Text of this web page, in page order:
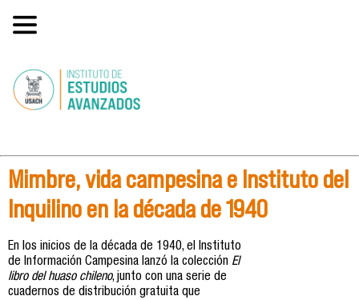
Mimbre, vida campesina e Instituto del
Inquilino en la década de 1940
En los inicios de la década de 1940, el Instituto
de Información Campesina lanzó la colección El
libro del huaso chileno, junto con una serie de
cuadernos de distribución gratuita que